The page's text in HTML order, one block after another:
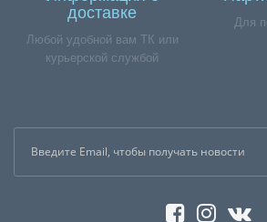
доставке
Любой удобной вам ТК или
курьерской службой
Для